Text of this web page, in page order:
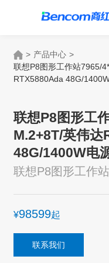
> 产品中心 >
联想P8图形工作站7965/
RTX5880Ada 48G/
联想P8图形工
M.2+8T/英伟
48G/1400W电
联想P8图形工作站
¥98599起
联系我们